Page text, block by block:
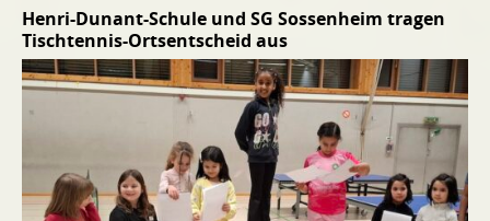
Henri-Dunant-Schule und SG Sossenheim tragen
Tischtennis-Ortsentscheid aus